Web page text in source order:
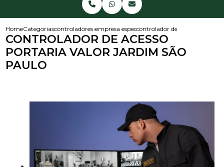
HomeCategoriascontroladores de acessoempresa especialista em controlador de
controlador de acesso
CONTROLADOR DE ACESSO
PORTARIA VALOR JARDIM SÃO
PAULO